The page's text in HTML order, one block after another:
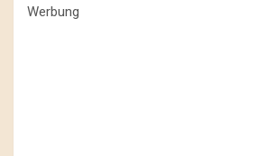
Werbung